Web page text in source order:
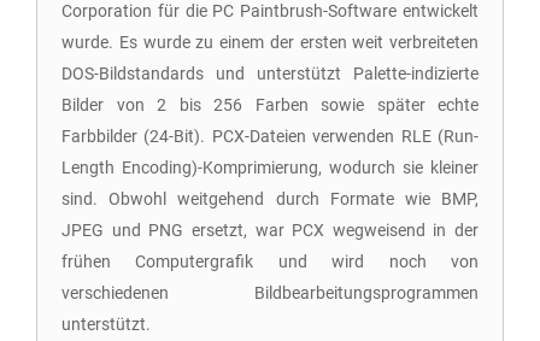
Corporation für die PC Paintbrush-Software entwickelt
wurde. Es wurde zu einem der ersten weit verbreiteten
DOS-Bildstandards und unterstützt Palette-indizierte
Bilder von 2 bis 256 Farben sowie später echte
Farbbilder (24-Bit). PCX-Dateien verwenden RLE (Run-
Length Encoding)-Komprimierung, wodurch sie kleiner
sind. Obwohl weitgehend durch Formate wie BMP,
JPEG und PNG ersetzt, war PCX wegweisend in der
frühen Computergrafik und wird noch von
verschiedenen Bildbearbeitungsprogrammen
unterstützt.